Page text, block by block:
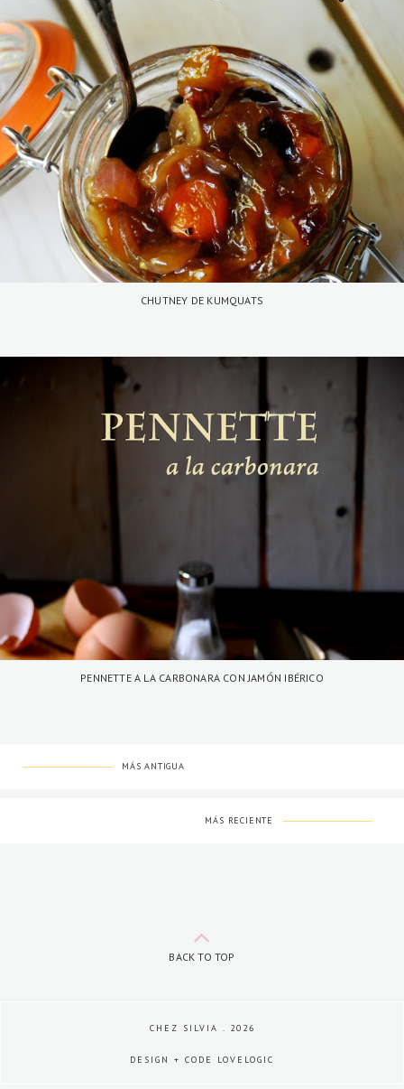
CHUTNEY DE KUMQUATS
PENNETTE A LA CARBONARA CON JAMÓN IBÉRICO
MÁS ANTIGUA
MÁS RECIENTE
BACK TO TOP
CHEZ SILVIA 2026
DESIGN + CODE LOVELOGIC